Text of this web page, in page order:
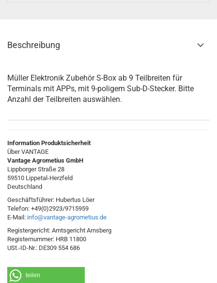
Beschreibung
Müller Elektronik Zubehör S-Box ab 9 Teilbreiten für
Terminals mit APPs, mit 9-poligem Sub-D-Stecker. Bitte
Anzahl der Teilbreiten auswählen.
Information Produktsicherheit
Über VANTAGE
Vantage Agrometius GmbH
Lippborger Straße 28
59510 Lippetal-Herzfeld
Deutschland
Geschäftsführer: Hubertus Löer
Telefon: +49(0)2923/9715959
E-Mail: info@vantage-agrometius.de
Registergericht: Amtsgericht Arnsberg
Registernummer: HRB 11800
USt.-ID-Nr.: DE309 554 686
teilen